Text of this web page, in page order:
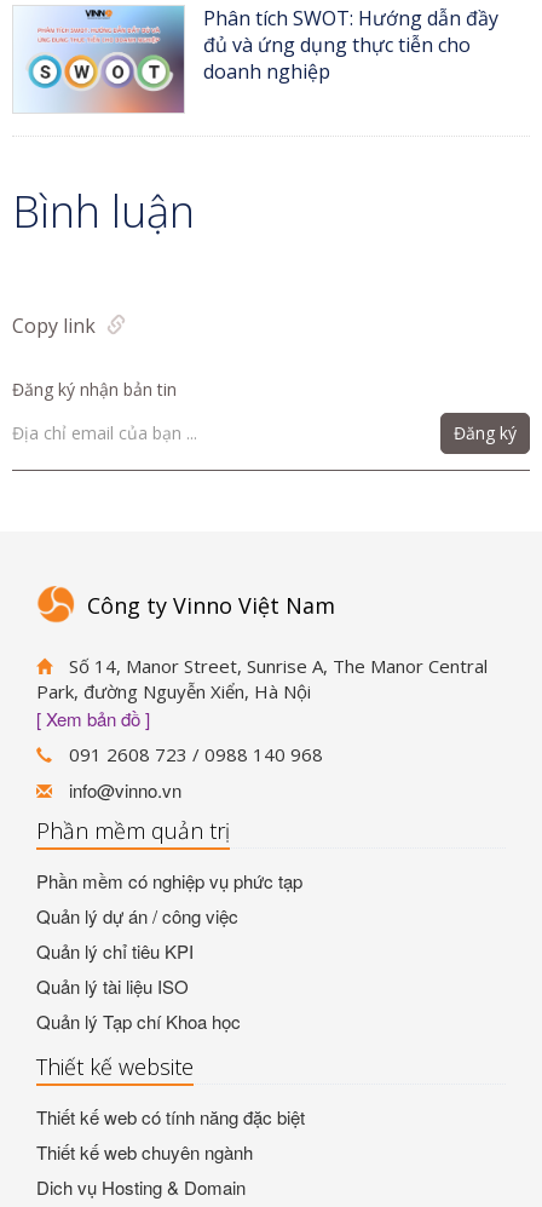
Phân tích SWOT: Hướng dẫn đầy
đủ và ứng dụng thực tiễn cho
doanh nghiệp
Bình luận
Copy link
Đăng ký nhận bản tin
Đăng ký
Công ty Vinno Việt Nam
Số 14, Manor Street, Sunrise A, The Manor Central
Park, đường Nguyễn Xiển, Hà Nội
[ Xem bản đồ ]
091 2608 723 / 0988 140 968
info@vinno.vn
Phần mềm quản trị
Phần mềm có nghiệp vụ phức tạp
Quản lý dự án / công việc
Quản lý chỉ tiêu KPI
Quản lý tài liệu ISO
Quản lý Tạp chí Khoa học
Thiết kế website
Thiết kế web có tính năng đặc biệt
Thiết kế web chuyên ngành
Dich vụ Hosting & Domain